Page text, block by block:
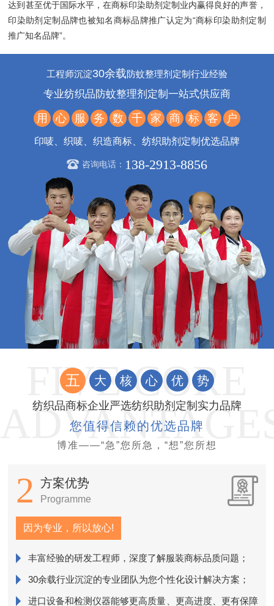
达到甚至优于国际水平，在商标印染助剂定制业内赢得良好的声誉，
印染助剂定制品牌也被知名商标品牌推广认定为“商标印染助剂定制
推广知名品牌”。
工程师沉淀30余载防蚊整理剂定制行业经验
专业纺织品防蚊整理剂定制一站式供应商
用 心 服 务 数 千 家 商 标 客 户
印唛、织唛、织造商标、纺织助剂定制优选品牌
咨询电话： 138-2913-8856
五 大 核 心 优 势
纺织品商标企业严选纺织助剂定制实力品牌
您值得信赖的优选品牌
博准——“急”您所急，“想”您所想
2 方案优势
Programme
因为专业，所以放心!
丰富经验的研发工程师，深度了解服装商标品质问题；
30余载行业沉淀的专业团队为您个性化设计解决方案；
进口设备和检测仪器能够更高质量、更高进度、更有保障